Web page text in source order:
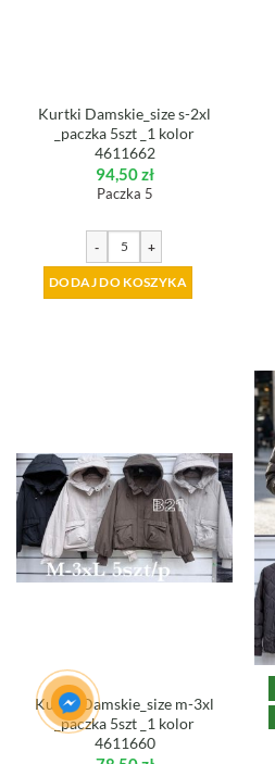
Kurtki Damskie_size s-2xl
_paczka 5szt _1 kolor
4611662
94,50zł
Paczka 5
- +
DODAJ DO KOSZYKA
Kurtki Damskie_size m-3xl
_paczka 5szt _1 kolor
4611660